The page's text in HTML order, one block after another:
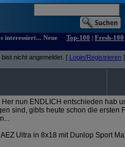
interessiert... Neue
Top-100 | Fresh-100
bist nicht angemeldet. [ Login/Registrieren ]
nun ENDLICH entschieden hab
sind, gibts heute schon die ersten
Ultra in 8x18 mit Dunlop Sport